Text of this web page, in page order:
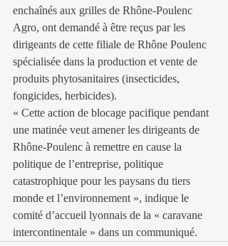
enchaînés aux grilles de Rhône-Poulenc
Agro, ont demandé à être reçus par les
dirigeants de cette filiale de Rhône Poulenc
spécialisée dans la production et vente de
produits phytosanitaires (insecticides,
fongicides, herbicides).
« Cette action de blocage pacifique pendant
une matinée veut amener les dirigeants de
Rhône-Poulenc à remettre en cause la
politique de l’entreprise, politique
catastrophique pour les paysans du tiers
monde et l’environnement », indique le
comité d’accueil lyonnais de la « caravane
intercontinentale » dans un communiqué.